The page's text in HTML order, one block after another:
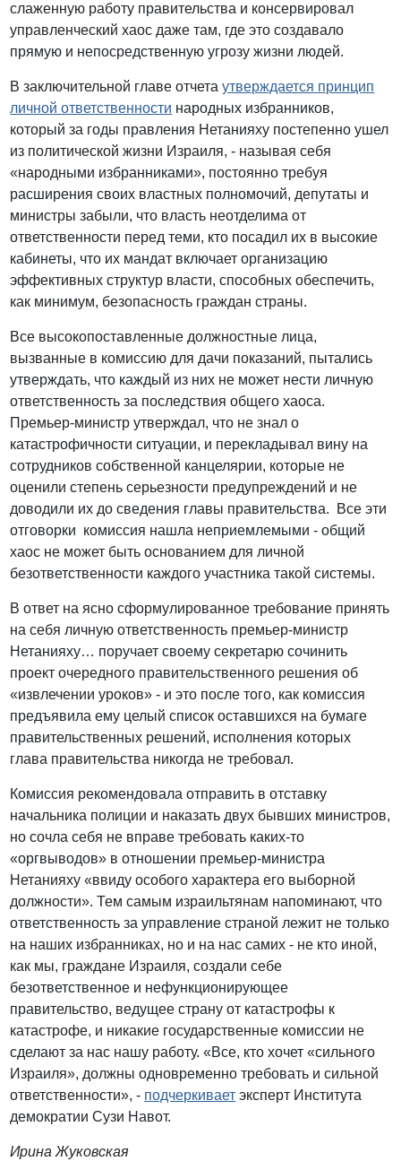
слаженную работу правительства и консервировал
управленческий хаос даже там, где это создавало
прямую и непосредственную угрозу жизни людей.
В заключительной главе отчетаутверждается принцип
личной ответственности народных избранников,
который за годы правления Нетанияху постепенно ушел
из политической жизни Израиля, - называя себя
«народными избранниками», постоянно требуя
расширения своих властных полномочий, депутаты и
министры забыли, что власть неотделима от
ответственности перед теми, кто посадил их в высокие
кабинеты, что их мандат включает организацию
эффективных структур власти, способных обеспечить,
как минимум, безопасность граждан страны.
Все высокопоставленные должностные лица,
вызванные в комиссию для дачи показаний, пытались
утверждать, что каждый из них не может нести личную
ответственность за последствия общего хаоса.
Премьер-министр утверждал, что не знал о
катастрофичности ситуации, и перекладывал вину на
сотрудников собственной канцелярии, которые не
оценили степень серьезности предупреждений и не
доводили их до сведения главы правительства. Все эти
отговорки комиссия нашла неприемлемыми - общий
хаос не может быть основанием для личной
безответственности каждого участника такой системы.
В ответ на ясно сформулированное требование принять
на себя личную ответственность премьер-министр
Нетанияху… поручает своему секретарю сочинить
проект очередного правительственного решения об
«извлечении уроков» - и это после того, как комиссия
предъявила ему целый список оставшихся на бумаге
правительственных решений, исполнения которых
глава правительства никогда не требовал.
Комиссия рекомендовала отправить в отставку
начальника полиции и наказать двух бывших министров,
но сочла себя не вправе требовать каких-то
«оргвыводов» в отношении премьер-министра
Нетанияху «ввиду особого характера его выборной
должности». Тем самым израильтянам напоминают, что
ответственность за управление страной лежит не только
на наших избранниках, но и на нас самих - не кто иной,
как мы, граждане Израиля, создали себе
безответственное и нефункционирующее
правительство, ведущее страну от катастрофы к
катастрофе, и никакие государственные комиссии не
сделают за нас нашу работу. «Все, кто хочет «сильного
Израиля», должны одновременно требовать и сильной
ответственности», - подчеркивает эксперт Института
демократии Сузи Навот.
Ирина Жуковская